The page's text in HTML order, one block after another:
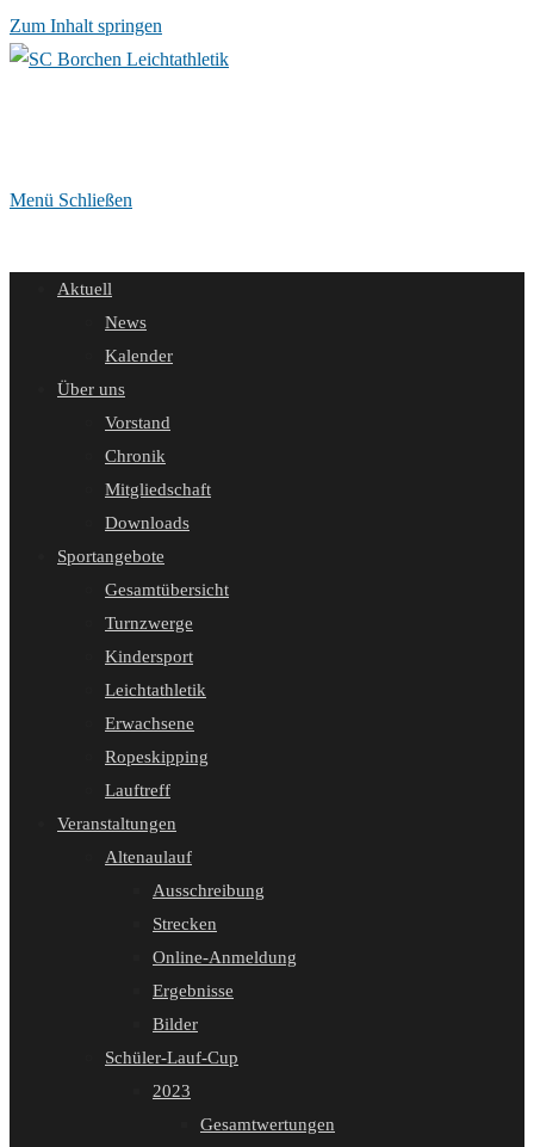
Zum Inhalt springen
Menü Schließen
Aktuell
News
Kalender
Über uns
Vorstand
Chronik
Mitgliedschaft
Downloads
Sportangebote
Gesamtübersicht
Turnzwerge
Kindersport
Leichtathletik
Erwachsene
Ropeskipping
Lauftreff
Veranstaltungen
Altenaulauf
Ausschreibung
Strecken
Online-Anmeldung
Ergebnisse
Bilder
Schüler-Lauf-Cup
2023
Gesamtwertungen